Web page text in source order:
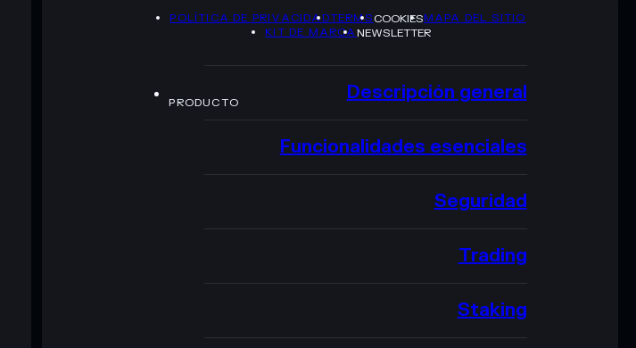
POLÍTICA DE PRIVACIDADTERMSCOOKIESMAPA DEL SITIO
KIT DE MARCANEWSLETTER
PRODUCTO Descripción general
Funcionalidades esenciales
Seguridad
Trading
Staking